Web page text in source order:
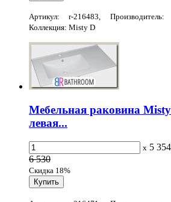
Артикул: r-216483,
Коллекция: Misty D
Мебельная раковина
левая...
x 5 354
6 530
Скидка 18%